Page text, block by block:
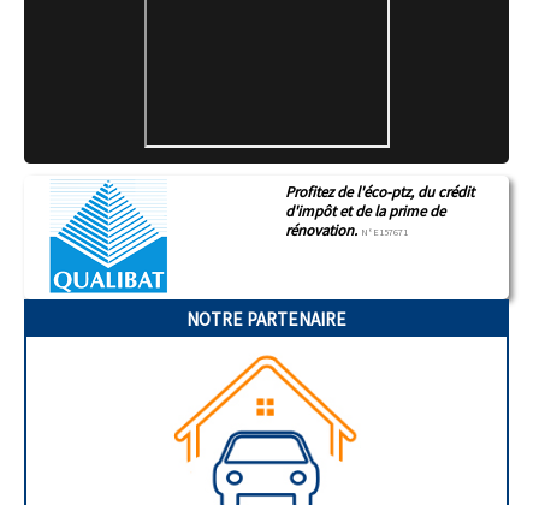
Profitez de l'éco-ptz, du crédit
d'impôt et de la prime de
rénovation. N°E157671
NOTRE PARTENAIRE